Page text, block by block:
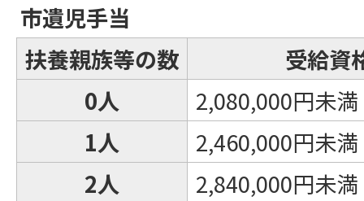
市遺児手当
扶養親族等の数
受給資
0人
2,080,000円未満
1人
2,460,000円未満
2人
2,840,000円未満